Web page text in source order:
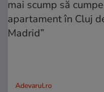
Adevarul.ro